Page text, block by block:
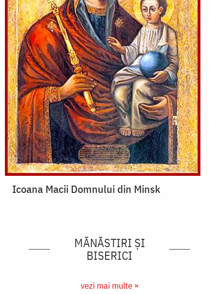
Icoana Macii Domnului din Minsk
MĂNĂSTIRI ȘI
BISERICI
vezi mai multe »